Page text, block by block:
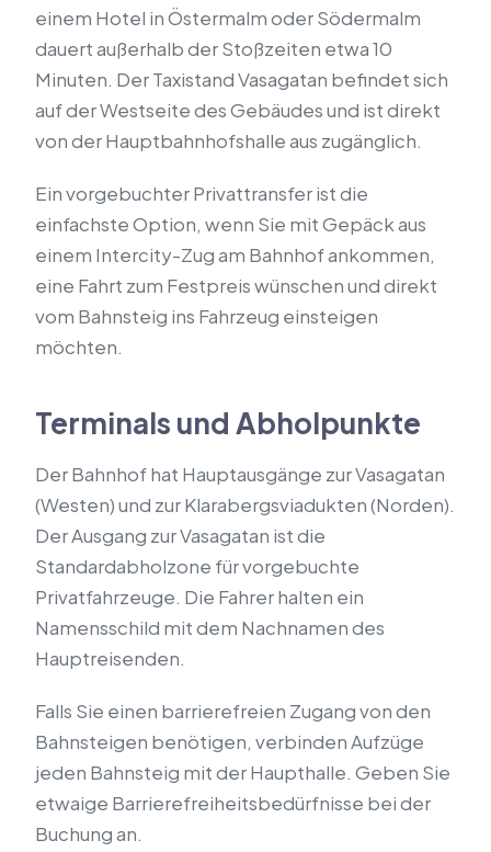
einem Hotel in Östermalm oder Södermalm
dauert außerhalb der Stoßzeiten etwa 10
Minuten. Der Taxistand Vasagatan befindet sich
auf der Westseite des Gebäudes und ist direkt
von der Hauptbahnhofshalle aus zugänglich.
Ein vorgebuchter Privattransfer ist die
einfachste Option, wenn Sie mit Gepäck aus
einem Intercity-Zug am Bahnhof ankommen,
eine Fahrt zum Festpreis wünschen und direkt
vom Bahnsteig ins Fahrzeug einsteigen
möchten.
Terminals und Abholpunkte
Der Bahnhof hat Hauptausgänge zur Vasagatan
(Westen) und zur Klarabergsviadukten (Norden).
Der Ausgang zur Vasagatan ist die
Standardabholzone für vorgebuchte
Privatfahrzeuge. Die Fahrer halten ein
Namensschild mit dem Nachnamen des
Hauptreisenden.
Falls Sie einen barrierefreien Zugang von den
Bahnsteigen benötigen, verbinden Aufzüge
jeden Bahnsteig mit der Haupthalle. Geben Sie
etwaige Barrierefreiheitsbedürfnisse bei der
Buchung an.